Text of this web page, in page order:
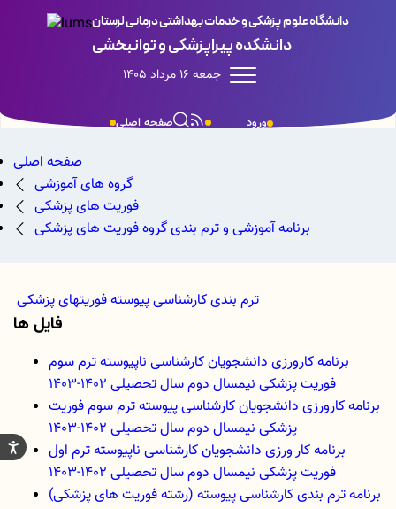
دانشگاه علوم پزشکی و خدمات بهداشتی درمانی لرستان
دانشکده پیراپزشکی و توانبخشی
جمعه 16 مرداد 1405
ورود صفحه اصلی
صفحه اصلی
گروه های آموزشی
فوریت های پزشکی
برنامه آموزشی و ترم بندی گروه فوریت های پزشکی
ترم بندی کارشناسی پیوسته فوریتهای پزشکی
فایل ها
برنامه کارورزی دانشجویان کارشناسی ناپیوسته ترم سوم
فوریت پزشکی نیمسال دوم سال تحصیلی 1402-1403
برنامه کارورزی دانشجویان کارشناسی پیوسته ترم سوم فوریت
پزشکی نیمسال دوم سال تحصیلی 1402-1403
برنامه کار ورزی دانشجویان کارشناسی ناپیوسته ترم اول
فوریت پزشکی نیمسال دوم سال تحصیلی 1402-1403
برنامه ترم بندی کارشناسی پیوسته (رشته فوریت های پزشکی)